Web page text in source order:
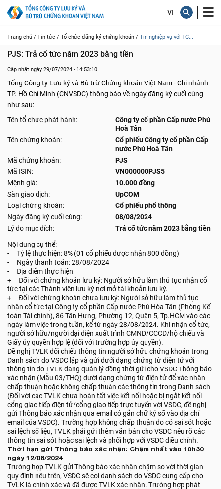
Trang chủ / Tin tức / Tổ chức đăng ký chứng khoán / Tin nghiệp vụ với TC...
PJS: Trả cổ tức năm 2023 bằng tiền
Cập nhật ngày 29/07/2024 - 14:53:10
Tổng Công ty Lưu ký và Bù trừ Chứng khoán Việt Nam - Chi nhánh
TP. Hồ Chí Minh (CNVSDC) thông báo về ngày đăng ký cuối cùng
như sau:
Tên tổ chức phát hành:
Công ty cổ phần Cấp nước Phú
Hoà Tân
Tên chứng khoán:
Cổ phiếu Công ty cổ phần Cấp
nước Phú Hoà Tân
Mã chứng khoán:
PJS
Mã ISIN:
VN000000PJS5
Mệnh giá:
10.000 đồng
Sàn giao dịch:
UpCOM
Loại chứng khoán:
Cổ phiếu phổ thông
Ngày đăng ký cuối cùng:
08/08/2024
Lý do mục đích:
Trả cổ tức năm 2023 bằng tiền
Nội dung cụ thể:
- Tỷ lệ thực hiện: 8% (01 cổ phiếu được nhận 800 đồng)
- Ngày thanh toán: 28/08/2024
- Địa điểm thực hiện:
+ Đối với chứng khoán lưu ký: Người sở hữu làm thủ tục nhận cổ
tức tại các Thành viên lưu ký nơi mở tài khoản lưu ký.
+ Đối với chứng khoán chưa lưu ký: Người sở hữu làm thủ tục
nhận cổ tức tại Công ty cổ phần Cấp nước Phú Hòa Tân (Phòng Kế
toán Tài chính), 86 Tân Hưng, Phường 12, Quận 5, Tp.HCM vào các
ngày làm việc trong tuần, kể từ ngày 28/08/2024. Khi nhận cổ tức,
người sở hữu/người đại diện xuất trình CMND/CCCD/hộ chiếu và
Giấy ủy quyền hợp lệ (đối với trường hợp ủy quyền).
Đề nghị TVLK đối chiếu thông tin người sở hữu chứng khoán trong
Danh sách do VSDC lập và gửi dưới dạng chứng từ điện tử với
thông tin do TVLK đang quản lý đồng thời gửi cho VSDC Thông báo
xác nhận (Mẫu 03/THQ) dưới dạng chứng từ điện tử để xác nhận
chấp thuận hoặc không chấp thuận các thông tin trong Danh sách
(Đối với các TVLK chưa hoàn tất việc kết nối hoặc bị ngắt kết nối
cổng giao tiếp điện tử/cổng giao tiếp trực tuyến với VSDC, đề nghị
gửi Thông báo xác nhận qua email có gắn chữ ký số vào địa chỉ
email của VSDC). Trường hợp không chấp thuận do có sai sót hoặc
sai lệch số liệu, TVLK phải gửi thêm văn bản cho VSDC nêu rõ các
thông tin sai sót hoặc sai lệch và phối hợp với VSDC điều chỉnh.
Thời hạn gửi Thông báo xác nhận: Chậm nhất vào 10h30
ngày 12/08/2024
Trường hợp TVLK gửi Thông báo xác nhận chậm so với thời gian
quy định nêu trên, VSDC sẽ coi danh sách do VSDC cung cấp cho
TVLK là chính xác và đã được TVLK xác nhận. Trường hợp phát